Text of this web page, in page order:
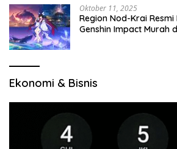
Oktober 11, 2025
Region Nod-Krai Resmi
Genshin Impact Murah
Ekonomi & Bisnis